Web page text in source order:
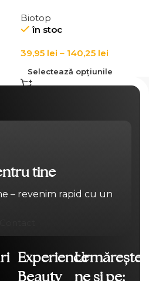
Hairspray
Biotop
în stoc
39,95 lei – 140,25 lei
Selectează opțiunile
tine
– revenim rapid cu un
Experience
Beauty
Urmărește-
ne și pe: